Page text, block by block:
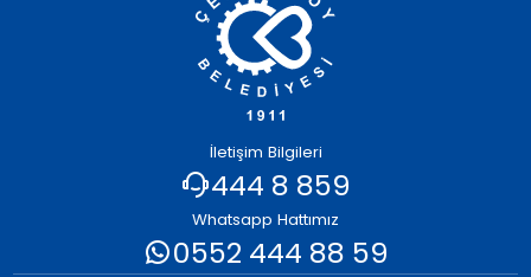
İletişim Bilgileri
444 8 859
Whatsapp Hattımız
0552 444 88 59